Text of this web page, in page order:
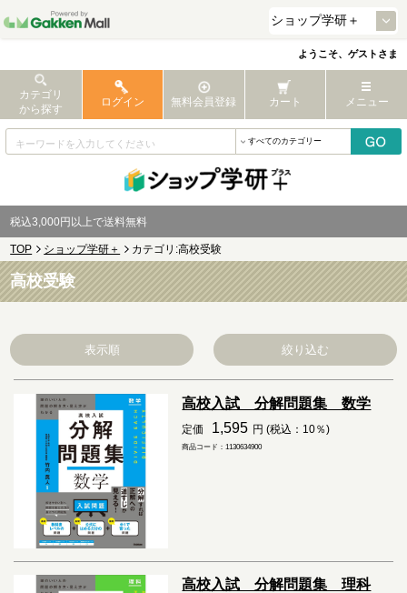
ようこそ、ゲストさま
カテゴリ
から探す
ログイン 無料会員登録 カート メニュー
税込3,000円以上で送料無料
TOP ショップ学研＋ カテゴリ:高校受験
高校受験
表示順 絞り込む
高校入試 分解問題集 数学
定価 1,595 円 (税込：10％)
商品コード：1130634900
高校入試 分解問題集 理科